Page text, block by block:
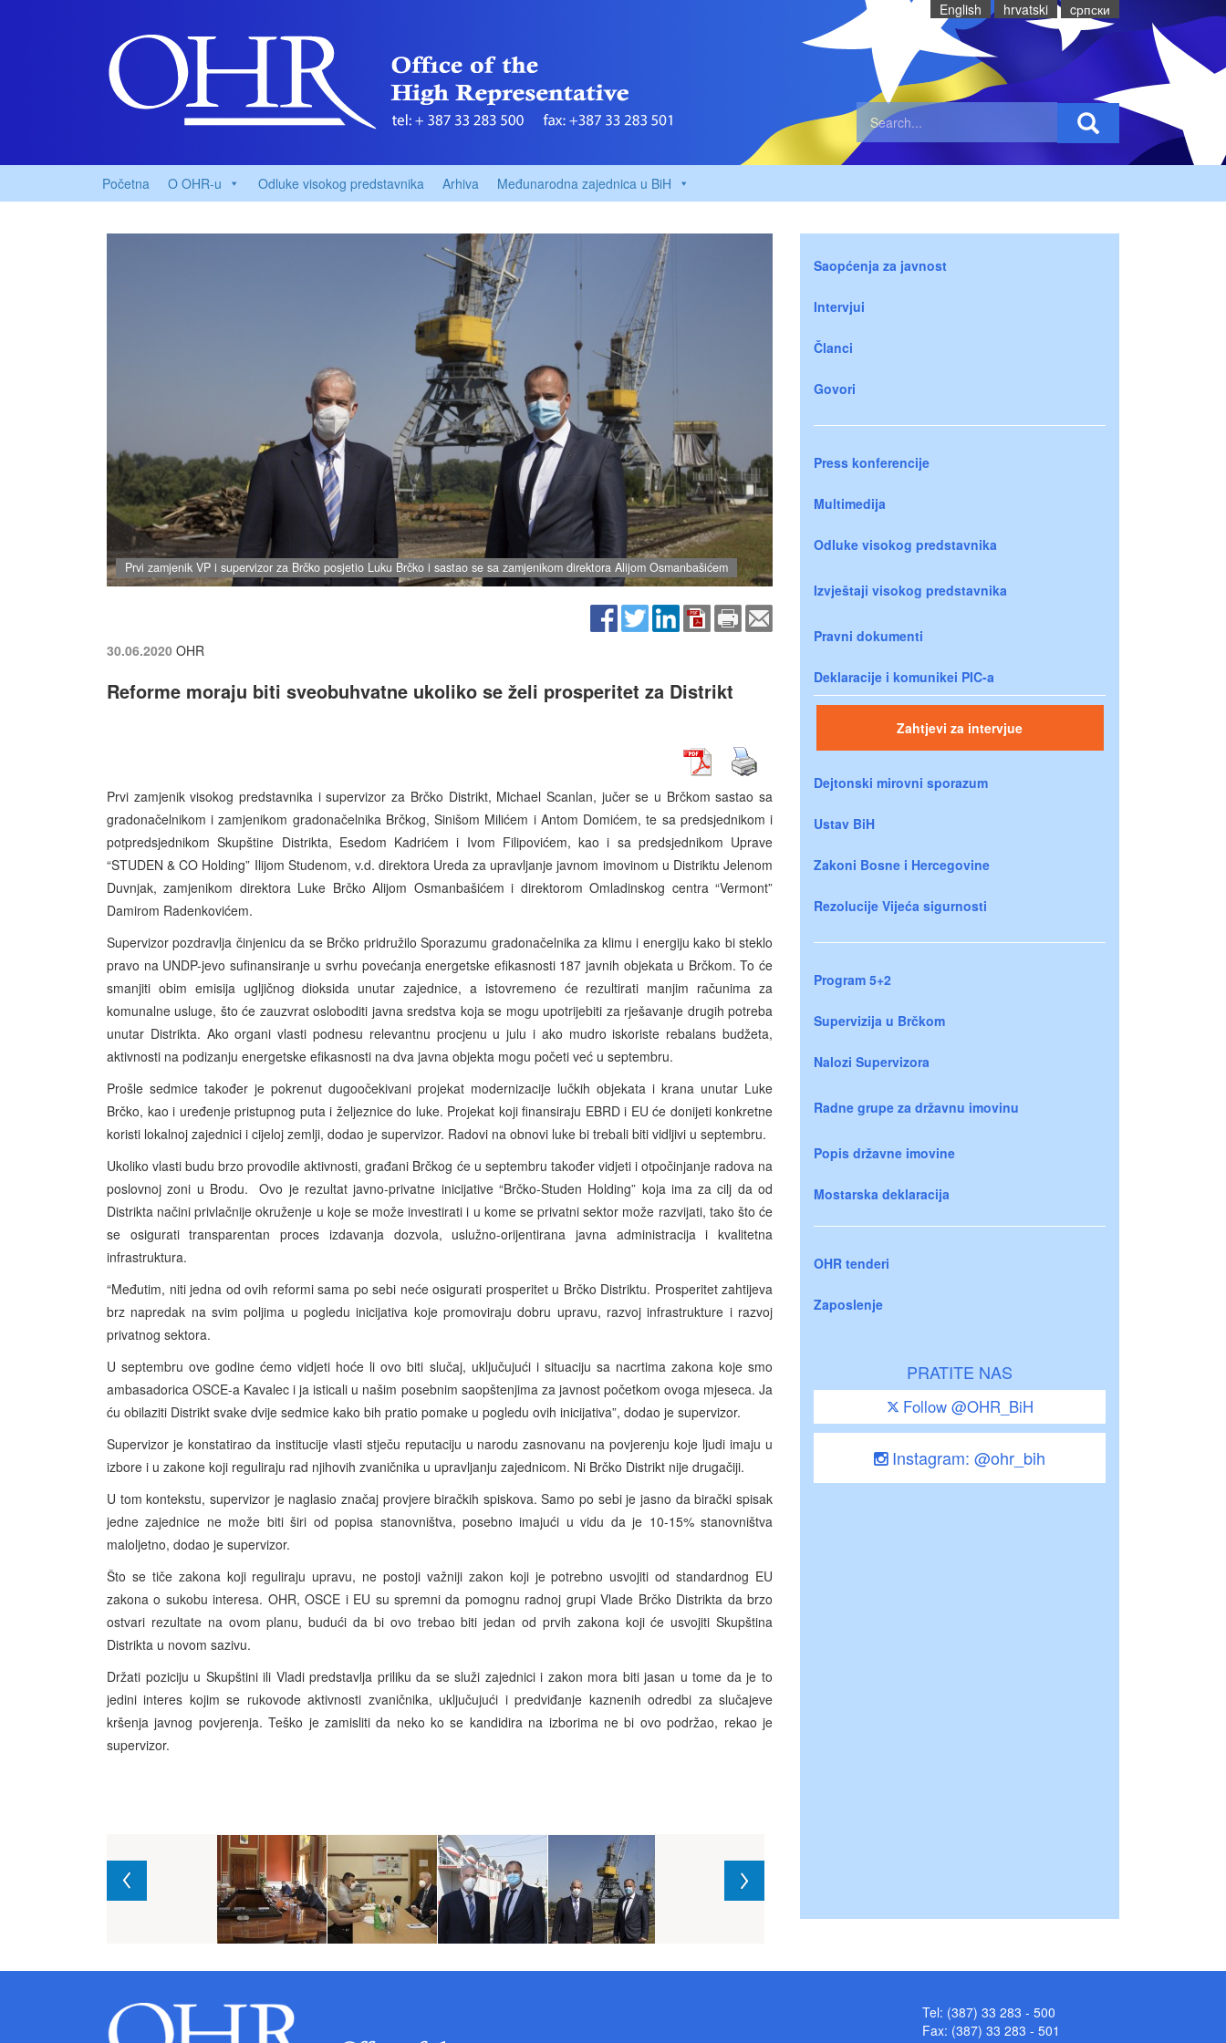
English hrvatski cрпски
Početna O OHR-u Odluke visokog predstavnika Arhiva Međunarodna zajednica u BiH
Prvi zamjenik VP i supervizor za Brčko posjetio Luku Brčko i sastao se sa zamjenikom direktora Alijom Osmanbašićem
30.06.2020 OHR
Reforme moraju biti sveobuhvatne ukoliko se želi prosperitet za Distrikt
Prvi zamjenik visokog predstavnika i supervizor za Brčko Distrikt, Michael Scanlan, jučer se u Brčkom sastao sa
gradonačelnikom i zamjenikom gradonačelnika Brčkog, Sinišom Milićem i Antom Domićem, te sa predsjednikom i
potpredsjednikom Skupštine Distrikta, Esedom Kadrićem i Ivom Filipovićem, kao i sa predsjednikom Uprave
“STUDEN & CO Holding” Ilijom Studenom, v.d. direktora Ureda za upravljanje javnom imovinom u Distriktu Jelenom
Duvnjak, zamjenikom direktora Luke Brčko Alijom Osmanbašićem i direktorom Omladinskog centra “Vermont”
Damirom Radenkovićem.
Supervizor pozdravlja činjenicu da se Brčko pridružilo Sporazumu gradonačelnika za klimu i energiju kako bi steklo
pravo na UNDP-jevo sufinansiranje u svrhu povećanja energetske efikasnosti 187 javnih objekata u Brčkom. To će
smanjiti obim emisija ugljičnog dioksida unutar zajednice, a istovremeno će rezultirati manjim računima za
komunalne usluge, što će zauzvrat osloboditi javna sredstva koja se mogu upotrijebiti za rješavanje drugih potreba
unutar Distrikta. Ako organi vlasti podnesu relevantnu procjenu u julu i ako mudro iskoriste rebalans budžeta,
aktivnosti na podizanju energetske efikasnosti na dva javna objekta mogu početi već u septembru.
Prošle sedmice također je pokrenut dugoočekivani projekat modernizacije lučkih objekata i krana unutar Luke
Brčko, kao i uređenje pristupnog puta i željeznice do luke. Projekat koji finansiraju EBRD i EU će donijeti konkretne
koristi lokalnoj zajednici i cijeloj zemlji, dodao je supervizor. Radovi na obnovi luke bi trebali biti vidljivi u septembru.
Ukoliko vlasti budu brzo provodile aktivnosti, građani Brčkog će u septembru također vidjeti i otpočinjanje radova na
poslovnoj zoni u Brodu. Ovo je rezultat javno-privatne inicijative “Brčko-Studen Holding” koja ima za cilj da od
Distrikta načini privlačnije okruženje u koje se može investirati i u kome se privatni sektor može razvijati, tako što će
se osigurati transparentan proces izdavanja dozvola, uslužno-orijentirana javna administracija i kvalitetna
infrastruktura.
“Međutim, niti jedna od ovih reformi sama po sebi neće osigurati prosperitet u Brčko Distriktu. Prosperitet zahtijeva
brz napredak na svim poljima u pogledu inicijativa koje promoviraju dobru upravu, razvoj infrastrukture i razvoj
privatnog sektora.
U septembru ove godine ćemo vidjeti hoće li ovo biti slučaj, uključujući i situaciju sa nacrtima zakona koje smo
ambasadorica OSCE-a Kavalec i ja isticali u našim posebnim saopštenjima za javnost početkom ovoga mjeseca. Ja
ću obilaziti Distrikt svake dvije sedmice kako bih pratio pomake u pogledu ovih inicijativa”, dodao je supervizor.
Supervizor je konstatirao da institucije vlasti stječu reputaciju u narodu zasnovanu na povjerenju koje ljudi imaju u
izbore i u zakone koji reguliraju rad njihovih zvaničnika u upravljanju zajednicom. Ni Brčko Distrikt nije drugačiji.
U tom kontekstu, supervizor je naglasio značaj provjere biračkih spiskova. Samo po sebi je jasno da birački spisak
jedne zajednice ne može biti širi od popisa stanovništva, posebno imajući u vidu da je 10-15% stanovništva
maloljetno, dodao je supervizor.
Što se tiče zakona koji reguliraju upravu, ne postoji važniji zakon koji je potrebno usvojiti od standardnog EU
zakona o sukobu interesa. OHR, OSCE i EU su spremni da pomognu radnoj grupi Vlade Brčko Distrikta da brzo
ostvari rezultate na ovom planu, budući da bi ovo trebao biti jedan od prvih zakona koji će usvojiti Skupština
Distrikta u novom sazivu.
Držati poziciju u Skupštini ili Vladi predstavlja priliku da se služi zajednici i zakon mora biti jasan u tome da je to
jedini interes kojim se rukovode aktivnosti zvaničnika, uključujući i predviđanje kaznenih odredbi za slučajeve
kršenja javnog povjerenja. Teško je zamisliti da neko ko se kandidira na izborima ne bi ovo podržao, rekao je
supervizor.
Saopćenja za javnost
Intervjui
Članci
Govori
Press konferencije
Multimedija
Odluke visokog predstavnika
Izvještaji visokog predstavnika
Pravni dokumenti
Deklaracije i komunikei PIC-a
Zahtjevi za intervjue
Dejtonski mirovni sporazum
Ustav BiH
Zakoni Bosne i Hercegovine
Rezolucije Vijeća sigurnosti
Program 5+2
Supervizija u Brčkom
Nalozi Supervizora
Radne grupe za državnu imovinu
Popis državne imovine
Mostarska deklaracija
OHR tenderi
Zaposlenje
PRATITE NAS
Follow @OHR_BiH
Instagram: @ohr_bih
Tel: (387) 33 283 - 500
Fax: (387) 33 283 - 501